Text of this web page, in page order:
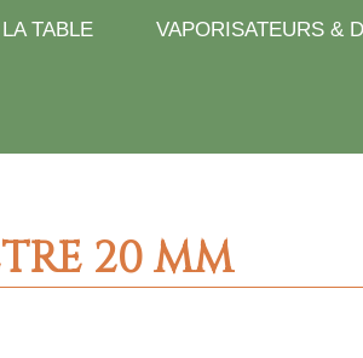
TABLE VAPORISATEURS &
20 MM